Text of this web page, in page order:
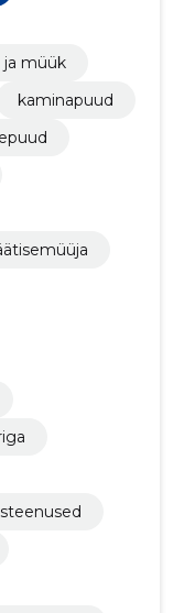
müük
kaminapuud